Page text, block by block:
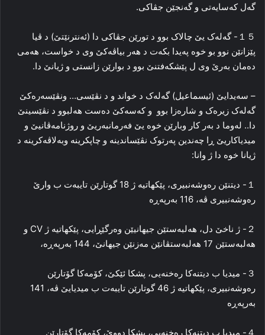
گەل کەسایەتی و گەنجێن جڤاکی.
１５- گەلەک یێ چالاک بوو د تورێن جڤاکی دا (ئەنترنێتێ) د ڤیا
پێزانێن نوو بو خوە پەیدا بکەت د هەر بیاڤەکێ وی د خواست، هەمی
دەمان بەرێ وی ل پێشکەفتنێ بوو د بوارێن زانستی و ژیانێ دا.
– سەیدایێ (ئیسماعیل) گەلەک د خواند و د نڤێسی… ونڤێسەرەکێ
گەلەک زیرەک و شارەزا بوو و کەسەکێ دەست هەلبوو د نڤێسینێ
دا.. لەوما د بەر کار وبارێن خوە یێ فەرمانبەریێ و روژنامەڤانیێ و
میدیاکاریێ ڕا چەندین پەرتوک نڤێساندینە و چاپکرینە وبەلاڤەکرینە د
ژیانا خوە دا ژ وانا:
１- دیتنێن ره‌وشه‌نبیرى، پێكهاتیه‌ ژ 18 گوتارێن تایبه‌ت ب وارێ
ره‌وشه‌نبیرى ڤە، 116 به‌رپه‌ڕه‌
２- ژ ناخێ دل، هه‌لبه‌ستێن جیهانیێن وه‌رگێڕایى، پێكهاتیه‌ ژ CV و
هه‌لبه‌ستێن 17 هه‌لبه‌ستڤانێن مه‌زنێن جیهانێ، 144 به‌رپه‌ڕه‌،
３- میدیا ب دیتنه‌كا ره‌خنه‌یى، پشكا ئێكێ، كۆمه‌كا گۆتارێن
ره‌وشه‌نبیرى، پێكهاتیه‌ ژ 46 گوتارێن تایبه‌ت ب میدیایێ ڤه‌، 141
به‌رپه‌ڕه‌
４- میدیا ب دیتنه‌كا ره‌خنه‌یى، پشكا دووێ، كۆمه‌كا گۆتارێن